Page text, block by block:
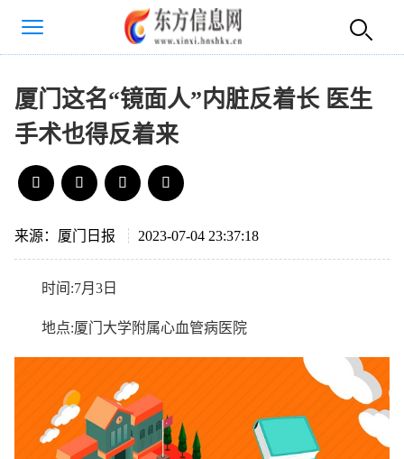
厦门这名“镜面人”内脏反着长 医生
手术也得反着来
来源：厦门日报 2023-07-04 23:37:18
时间:7月3日
地点:厦门大学附属心血管病医院